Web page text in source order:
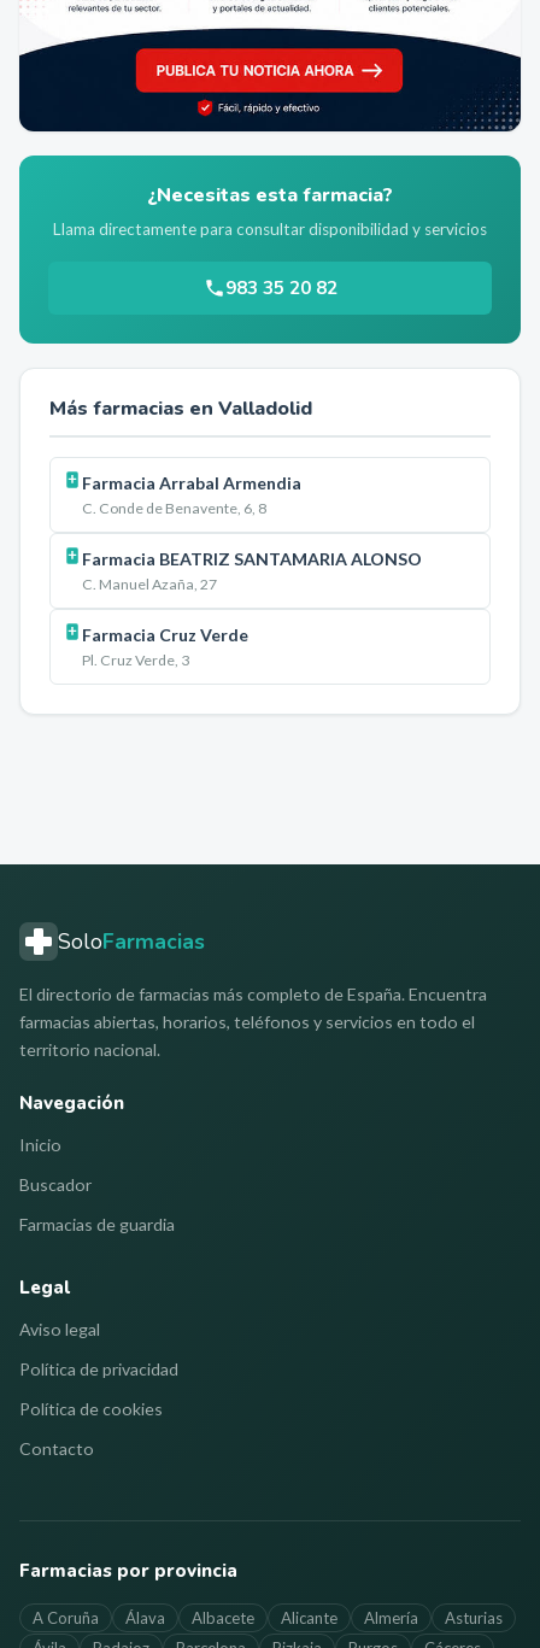
¿Necesitas esta farmacia?
Llama directamente para consultar disponibilidad y servicios
983 35 20 82
Más farmacias en Valladolid
Farmacia Arrabal Armendia
C. Conde de Benavente, 6, 8
Farmacia BEATRIZ SANTAMARIA ALONSO
C. Manuel Azaña, 27
Farmacia Cruz Verde
Pl. Cruz Verde, 3
SoloFarmacias
El directorio de farmacias más completo de España. Encuentra
farmacias abiertas, horarios, teléfonos y servicios en todo el
territorio nacional.
Navegación
Inicio
Buscador
Farmacias de guardia
Legal
Aviso legal
Política de privacidad
Política de cookies
Contacto
Farmacias por provincia
A Coruña Álava Albacete Alicante Almería
Asturias